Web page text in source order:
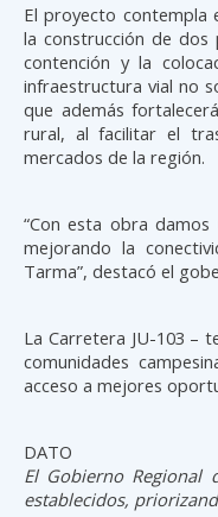
El proyecto contempla
la construcción de dos
contención y la
infraestructura vial no
que además
rural, al facilitar el
mercados de la región.
“Con esta obra
mejorando la
Tarma”, destacó el
La Carretera JU-103 –
comunidades
acceso a mejores
DATO
El Gobierno
establecidos,